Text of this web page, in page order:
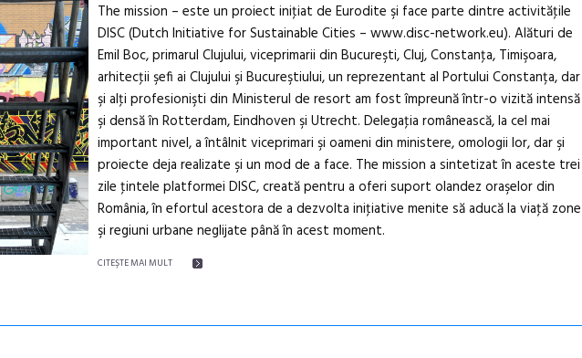
The mission – este un proiect iniţiat de Eurodite şi face parte dintre activităţile
DISC (Dutch Initiative for Sustainable Cities – www.disc-network.eu). Alături de
Emil Boc, primarul Clujului, viceprimarii din Bucureşti, Cluj, Constanţa, Timişoara,
arhitecţii şefi ai Clujului şi Bucureştiului, un reprezentant al Portului Constanța, dar
şi alţi profesionişti din Ministerul de resort am fost împreună într-o vizită intensă
şi densă în Rotterdam, Eindhoven şi Utrecht. Delegaţia românească, la cel mai
important nivel, a întâlnit viceprimari şi oameni din ministere, omologii lor, dar şi
proiecte deja realizate şi un mod de a face. The mission a sintetizat în aceste trei
zile ţintele platformei DISC, creată pentru a oferi suport olandez oraşelor din
România, în efortul acestora de a dezvolta iniţiative menite să aducă la viaţă zone
şi regiuni urbane neglijate până în acest moment.
CITEŞTE MAI MULT